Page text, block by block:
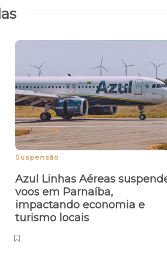
Suspensão
Azul Linhas Aéreas
voos em Parnaíba,
impactando economia e
turismo locais